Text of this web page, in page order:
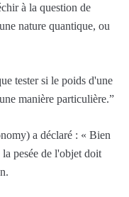
à la question de
nature quantique, ou
tester si le poids d'une
manière particulière.”
a déclaré : « Bien
pesée de l'objet doit